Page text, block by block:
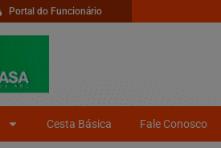
Portal do Funcionário
Cesta Básica Fale Conosco